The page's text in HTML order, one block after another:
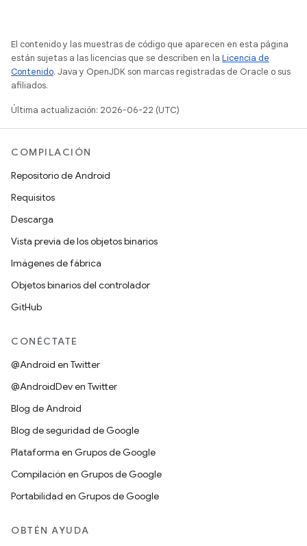
El contenido y las muestras de código que aparecen en esta página
están sujetas a las licencias que se describen en la Licencia de
Contenido. Java y OpenJDK son marcas registradas de Oracle o sus
afiliados.
Última actualización: 2026-06-22 (UTC)
COMPILACIÓN
Repositorio de Android
Requisitos
Descarga
Vista previa de los objetos binarios
Imágenes de fábrica
Objetos binarios del controlador
GitHub
CONÉCTATE
@Android en Twitter
@AndroidDev en Twitter
Blog de Android
Blog de seguridad de Google
Plataforma en Grupos de Google
Compilación en Grupos de Google
Portabilidad en Grupos de Google
OBTÉN AYUDA